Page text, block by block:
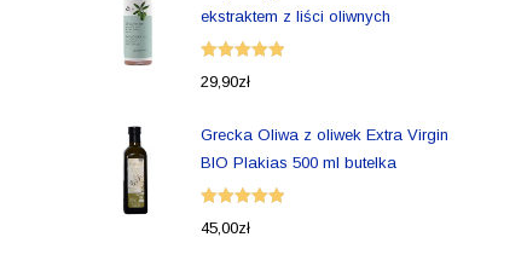
ekstraktem z liści oliwnych
Oceniono
29,90zł
Grecka Oliwa z oliwek Extra Virgin
BIO Plakias 500 ml butelka
Oceniono
45,00zł